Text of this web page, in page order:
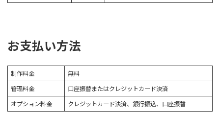
お支払い方法
制作料金
無料
管理料金
口座振替またはクレジットカード決済
オプション料金
クレジットカード決済、銀行振込、口座振替